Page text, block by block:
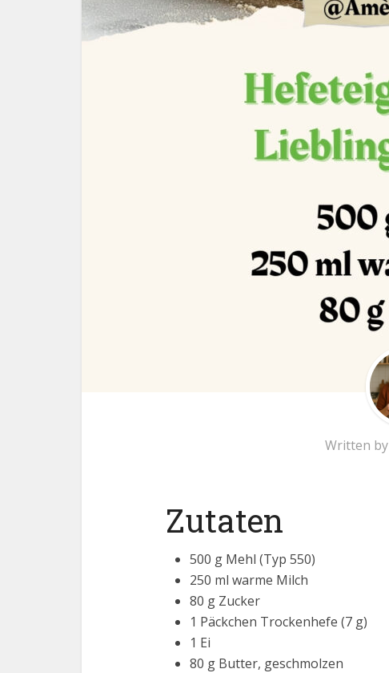
Written by
Zutaten
500 g Mehl (Typ 550)
250 ml warme Milch
80 g Zucker
1 Päckchen Trockenhefe (7 g)
1 Ei
80 g Butter, geschmolzen